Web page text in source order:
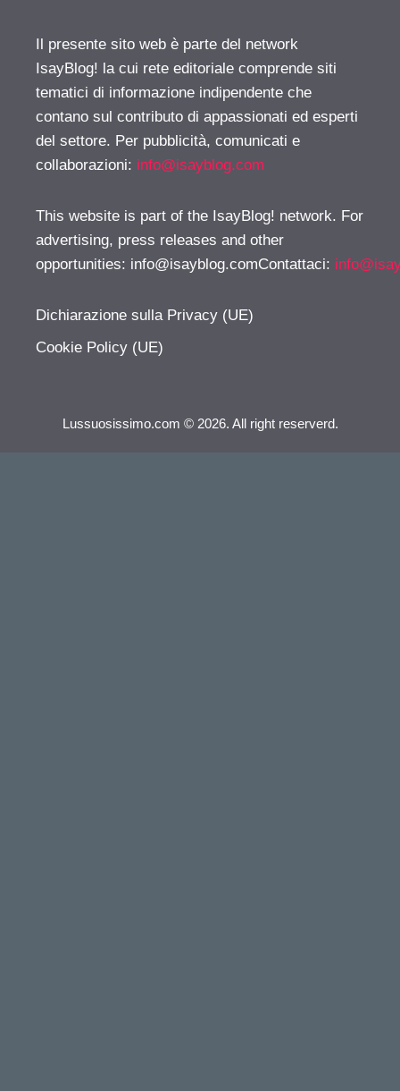
Il presente sito web è parte del network
IsayBlog! la cui rete editoriale comprende siti
tematici di informazione indipendente che
contano sul contributo di appassionati ed esperti
del settore. Per pubblicità, comunicati e
collaborazioni: info@isayblog.com
This website is part of the IsayBlog! network. For
advertising, press releases and other
opportunities: info@isayblog.comContattaci:
Dichiarazione sulla Privacy (UE)
Cookie Policy (UE)
Lussuosissimo.com © 2026. All right reserverd.